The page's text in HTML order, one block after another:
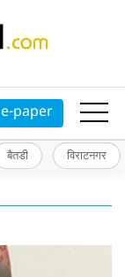
e-paper
बैतडी विराटनगर